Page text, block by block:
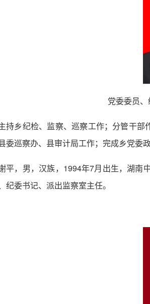
党委委员
持乡纪检、监察、巡察工作；分管干部
委巡察办、县审计局工作；完成乡党委
平，男，汉族，1994年7月出生，湖南
纪委书记、派出监察室主任。